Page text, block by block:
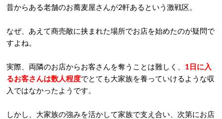
昔からある老舗のお蕎麦屋さんが2軒あるという激戦区。
なぜ、あえて商売敵に挟まれた場所でお店を始めたのが疑問で
すよね。
実際、両隣のお店からお客さんを奪うことは難しく、 1日に入
るお客さんは数人程度でとても大家族を養っていけるような収
入ではなかったようです。
しかし、大家族の強みを活かして家族で支え合い、次第にお店